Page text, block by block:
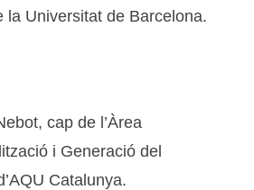
la Universitat de Barcelona.
cap de l’Àrea
i Generació del
Catalunya.